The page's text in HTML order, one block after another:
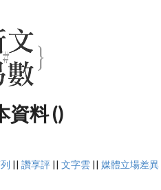
資料 ()
|| 讚享評 || 文字雲 || 媒體立場差異